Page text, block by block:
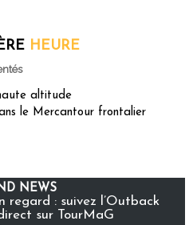
HEURE
altitude
le Mercantour frontalier
NEWS
regard : suivez l’Outback
sur TourMaG